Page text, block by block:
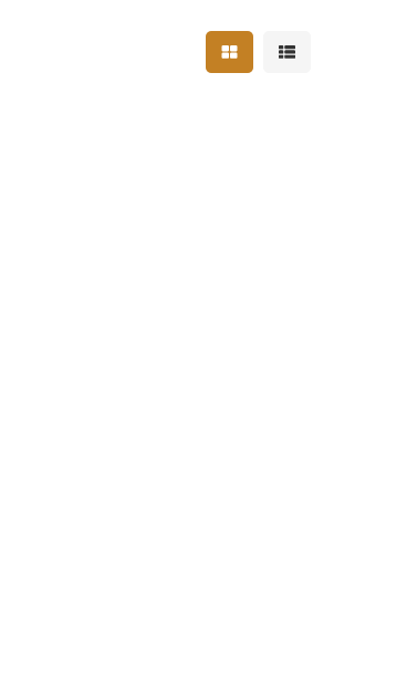
Mostrar resultados
Mostrar